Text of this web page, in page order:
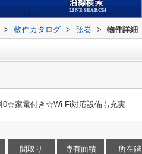
> 物件カタログ > 弦巻 > 物件詳細
0☆家電付き☆Wi-Fi対応設備も充実
間取り 専有面積 所在階